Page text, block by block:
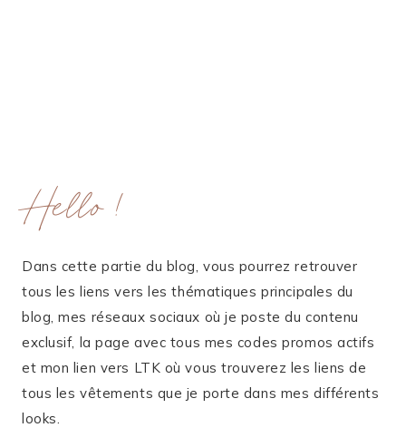
Hello !
Dans cette partie du blog, vous pourrez retrouver
tous les liens vers les thématiques principales du
blog, mes réseaux sociaux où je poste du contenu
exclusif, la page avec tous mes codes promos actifs
et mon lien vers LTK où vous trouverez les liens de
tous les vêtements que je porte dans mes différents
looks.